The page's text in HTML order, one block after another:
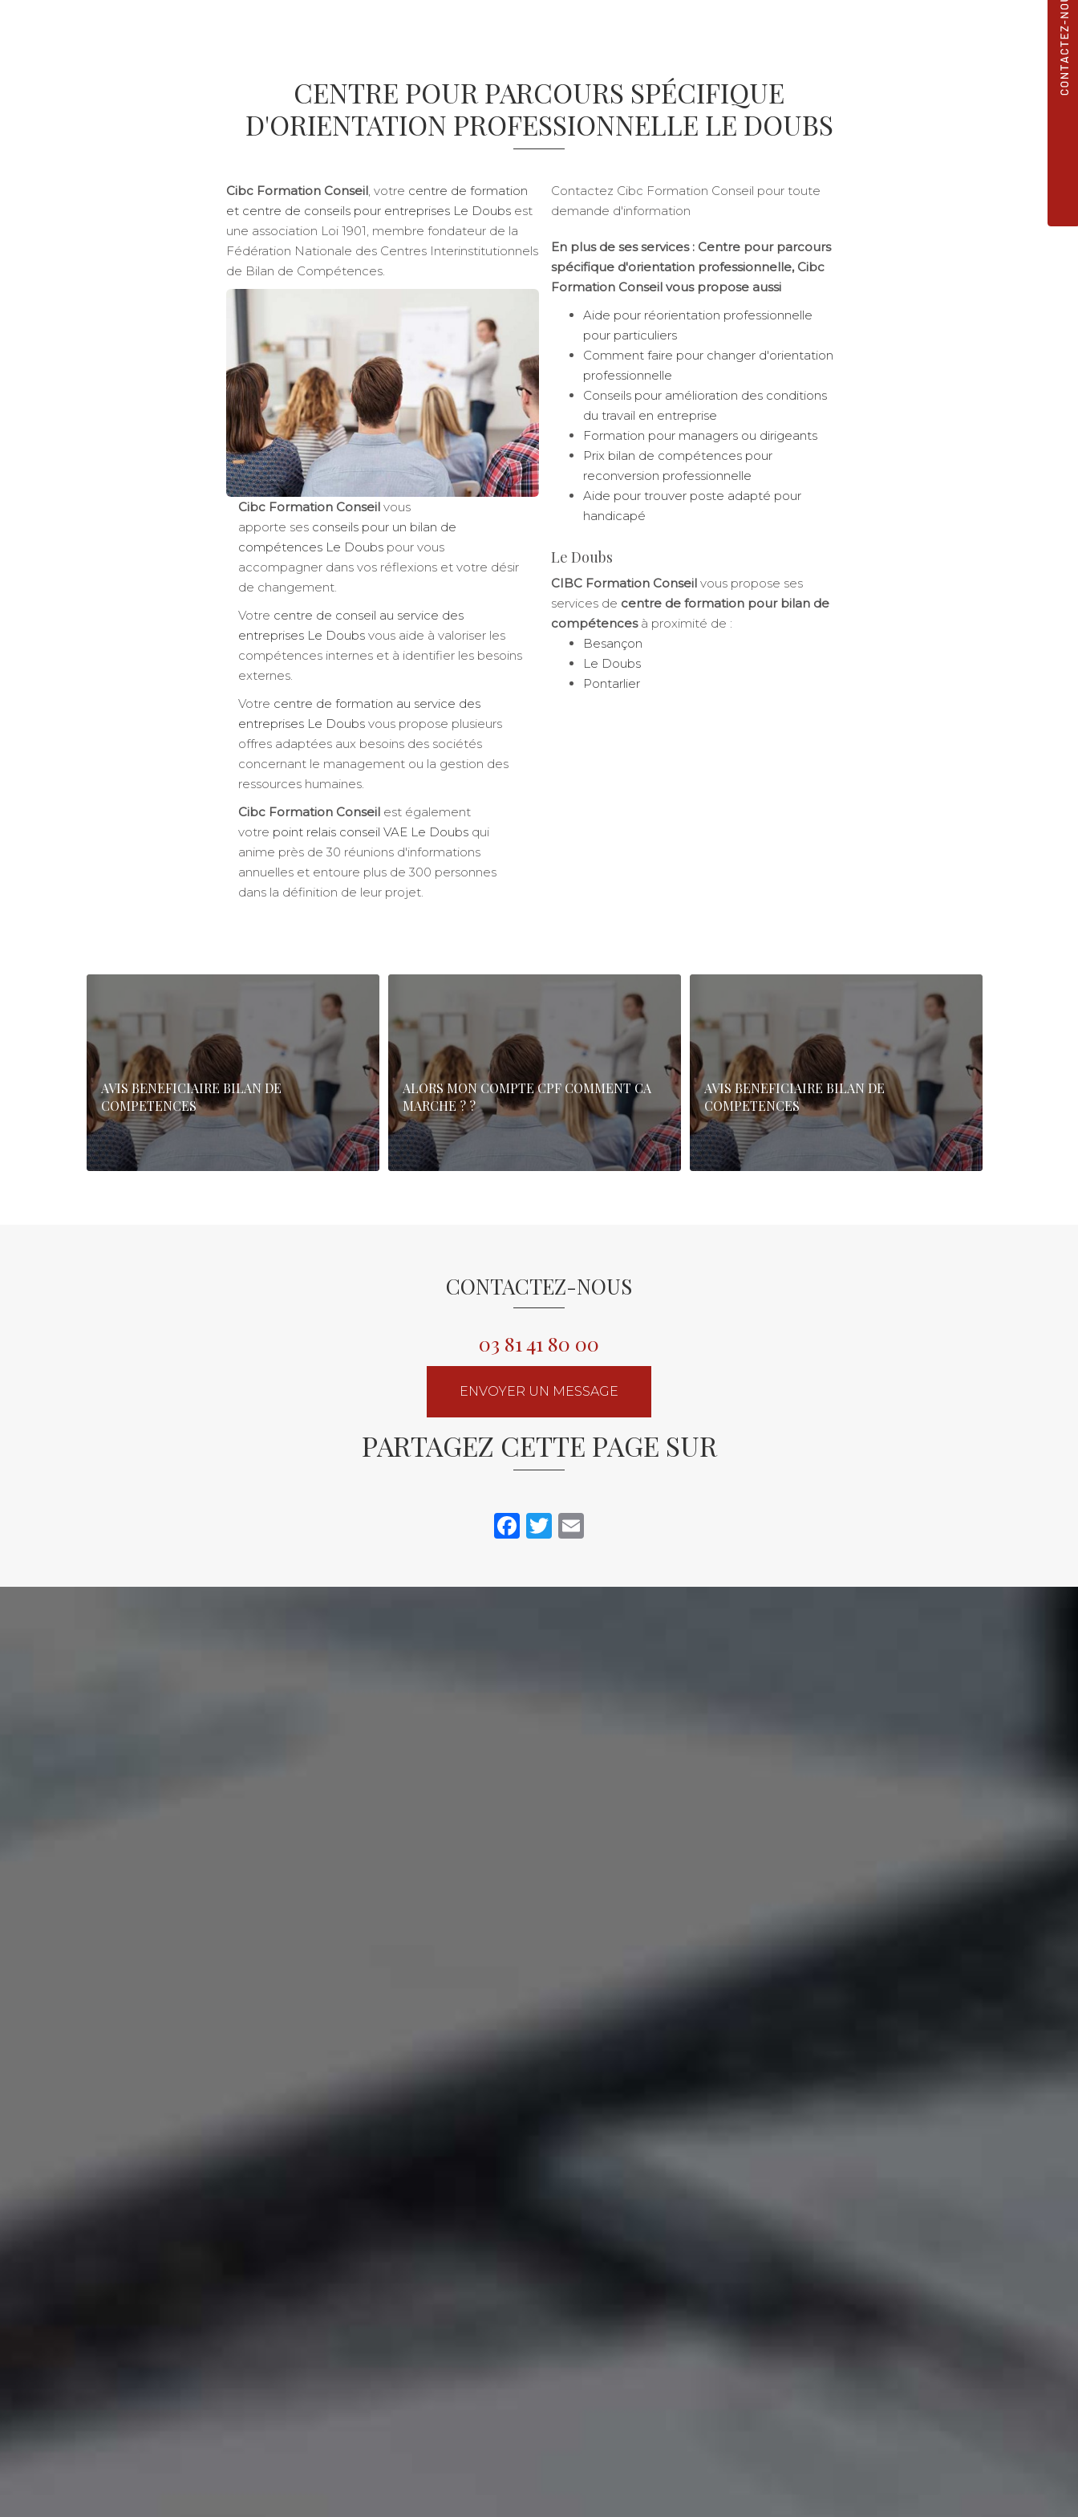
CENTRE POUR PARCOURS SPÉCIFIQUE
D'ORIENTATION PROFESSIONNELLE LE DOUBS
Cibc Formation Conseil, votre centre de formation
et centre de conseils pour entreprises Le Doubs est
une association Loi 1901, membre fondateur de la
Fédération Nationale des Centres Interinstitutionnels
de Bilan de Compétences.
Cibc Formation Conseil vous
apporte ses conseils pour un bilan de
compétences Le Doubs pour vous
accompagner dans vos réflexions et votre désir
de changement.
Votre centre de conseil au service des
entreprises Le Doubs vous aide à valoriser les
compétences internes et à identifier les besoins
externes.
Votre centre de formation au service des
entreprises Le Doubs vous propose plusieurs
offres adaptées aux besoins des sociétés
concernant le management ou la gestion des
ressources humaines.
Cibc Formation Conseil est également
votre point relais conseil VAE Le Doubs qui
anime près de 30 réunions d'informations
annuelles et entoure plus de 300 personnes
dans la définition de leur projet.
Contactez Cibc Formation Conseil pour toute
demande d'information
En plus de ses services : Centre pour parcours
spécifique d'orientation professionnelle, Cibc
Formation Conseil vous propose aussi
Aide pour réorientation professionnelle
pour particuliers
Comment faire pour changer d'orientation
professionnelle
Conseils pour amélioration des conditions
du travail en entreprise
Formation pour managers ou dirigeants
Prix bilan de compétences pour
reconversion professionnelle
Aide pour trouver poste adapté pour
handicapé
Le Doubs
CIBC Formation Conseil vous propose ses
services de centre de formation pour bilan de
compétencesà proximité de :
Besançon
Le Doubs
Pontarlier
AVIS BENEFICIAIRE BILAN DE
COMPETENCES
ALORS MON COMPTE CPF COMMENT CA
MARCHE ? ?
AVIS BENEFICIAIRE BILAN DE
COMPETENCES
CONTACTEZ-NOUS
03 81 41 80 00
ENVOYER UN MESSAGE
PARTAGEZ CETTE PAGE SUR
Facebook
Twitter